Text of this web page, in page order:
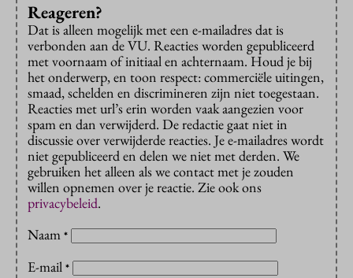
Reageren?
Dat is alleen mogelijk met een e-mailadres dat is
verbonden aan de VU. Reacties worden gepubliceerd
met voornaam of initiaal en achternaam. Houd je bij
het onderwerp, en toon respect: commerciële uitingen,
smaad, schelden en discrimineren zijn niet toegestaan.
Reacties met url’s erin worden vaak aangezien voor
spam en dan verwijderd. De redactie gaat niet in
discussie over verwijderde reacties. Je e-mailadres wordt
niet gepubliceerd en delen we niet met derden. We
gebruiken het alleen als we contact met je zouden
willen opnemen over je reactie. Zie ook ons
privacybeleid.
Naam *
E-mail *